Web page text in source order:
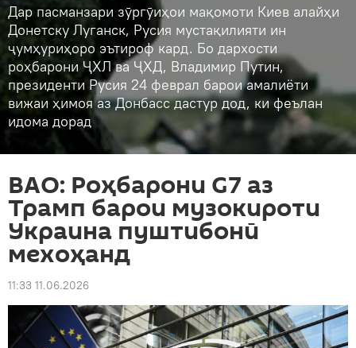
Дар пасманзари зӯргӯиҳои мақомоти Киев алайҳи
Донетску Луганск, Русия мустақилияти ин
ҷумҳуриҳоро эътироф кард. Бо дархости
роҳбарони ҶХЛ ва ҶХД, Владимир Путин,
президенти Русия 24 феврал барои амалиёти
вижаи ҳимоя аз Донбасс дастур дод, ки феълан
идома дорад
ВАО: Роҳбарони G7 аз
Трамп барои музокироти
Украина пуштибонӣ
мехоҳанд
11:33 11.06.2026